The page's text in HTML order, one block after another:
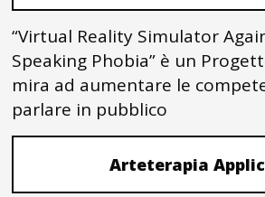
“Virtual Reality Simulator
Speaking Phobia” è un
mira ad aumentare le
parlare in pubblico
Arteterapia